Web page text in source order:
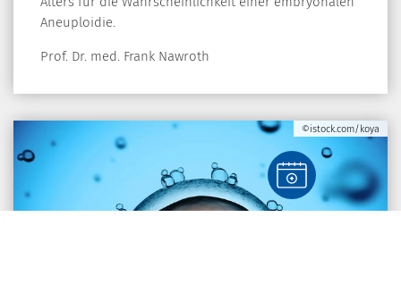
Aneuploidie.
Prof. Dr. med. Frank Nawroth
©istock.com/koya